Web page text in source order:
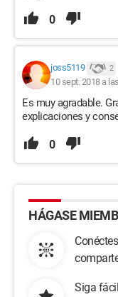
0
joss5119 2
10 sept. 2018 a
Es muy agradable.
explicaciones y
0
HÁGASE
Siga